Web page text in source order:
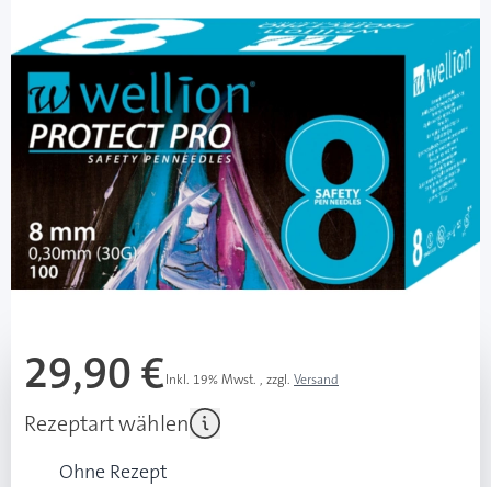
(30G) - Sicherheits-Pen-Nadel / 100
Stück
PZN: 11694141 / Diashop.de Kat.-Nr.
sofort verfügbar
Lieferzeit 1-3 Werktage
Besonderheiten
Für sanfte und sichere Injektion
Mehr über das Produkt
29,90 €Inkl. 19% Mwst. , zzgl. Versand
Rezeptart wählen
Ohne Rezept